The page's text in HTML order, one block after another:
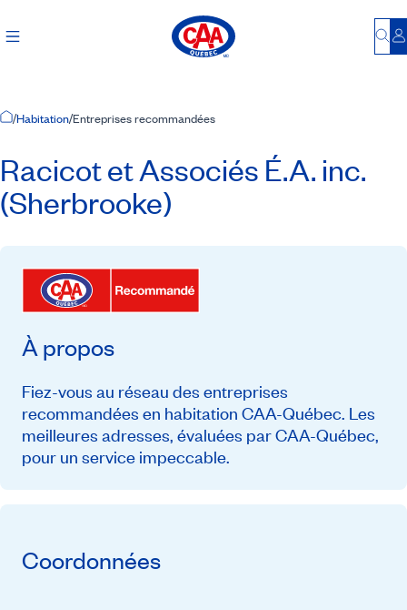
Accueil
/Habitation/Entreprises recommandées
Racicot et Associés É.A. inc.
(Sherbrooke)
À propos
Fiez-vous au réseau des entreprises
recommandées en habitation CAA-Québec. Les
meilleures adresses, évaluées par CAA-Québec,
pour un service impeccable.
Coordonnées